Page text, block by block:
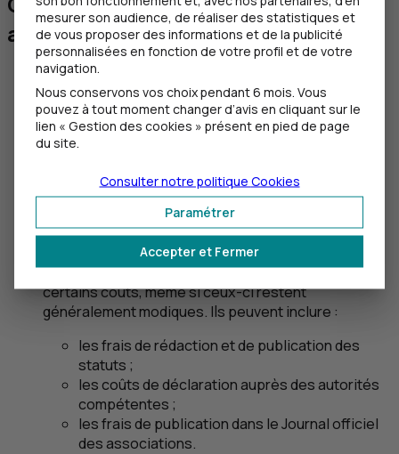
association : combien ça coûte ?
La création d'une association peut entraîner
certains coûts, même si ceux-ci restent
généralement modiques. Ils peuvent inclure :
les frais de rédaction et de publication des
statuts ;
les coûts de déclaration auprès des autorités
compétentes ;
les frais de publication dans le Journal officiel
des associations.
mesurer son audience, de réaliser des statistiques et
de vous proposer des informations et de la publicité
personnalisées en fonction de votre profil et de votre
navigation.
Nous conservons vos choix pendant 6 mois. Vous
pouvez à tout moment changer d’avis en cliquant sur le
lien « Gestion des cookies » présent en pied de page
du site.
Accepter et Fermer
Paramétrer
Consulter notre politique Cookies